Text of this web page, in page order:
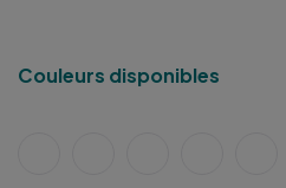
Couleurs disponibles